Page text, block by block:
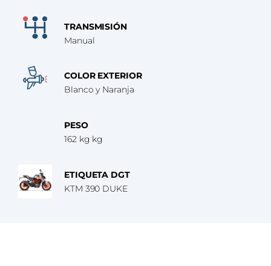
TRANSMISIÓN
Manual
COLOR EXTERIOR
Blanco y Naranja
PESO
162 kg kg
ETIQUETA DGT
KTM 390 DUKE